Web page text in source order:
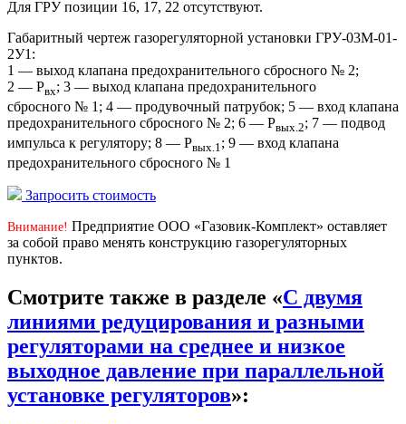
Для ГРУ позиции 16, 17, 22 отсутствуют.
Габаритный чертеж газорегуляторной установки ГРУ-03М-01-
2У1:
1 — выход клапана предохранительного сбросного № 2;
2 — Рвх; 3 — выход клапана предохранительного
сбросного № 1; 4 — продувочный патрубок; 5 — вход клапана
предохранительного сбросного № 2; 6 — Рвых.2; 7 — подвод
импульса к регулятору; 8 — Рвых.1; 9 — вход клапана
предохранительного сбросного № 1
Запросить стоимость
Внимание! Предприятие ООО «Газовик-Комплект» оставляет
за собой право менять конструкцию газорегуляторных
пунктов.
Смотрите также в разделе «С двумя
линиями редуцирования и разными
регуляторами на среднее и низкое
выходное давление при параллельной
установке регуляторов»: